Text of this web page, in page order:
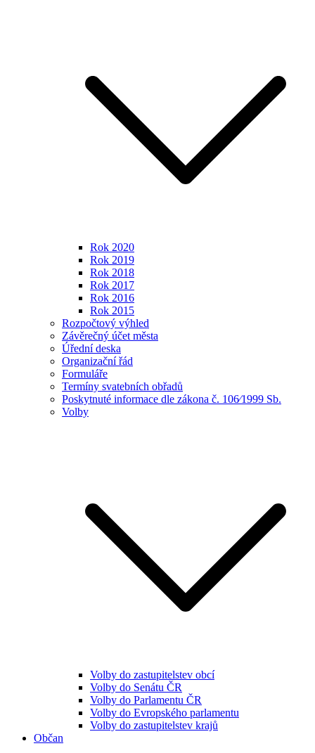
Rok 2020
Rok 2019
Rok 2018
Rok 2017
Rok 2016
Rok 2015
Rozpočtový výhled
Závěrečný účet města
Úřední deska
Organizační řád
Formuláře
Termíny svatebních obřadů
Poskytnuté informace dle zákona č. 106⁄1999 Sb.
Volby
Volby do zastupitelstev obcí
Volby do Senátu ČR
Volby do Parlamentu ČR
Volby do Evropského parlamentu
Volby do zastupitelstev krajů
Občan